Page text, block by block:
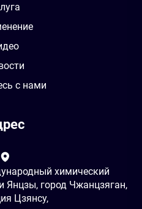
с нами
химический
город Чжанцзяган,
Цзянсу,